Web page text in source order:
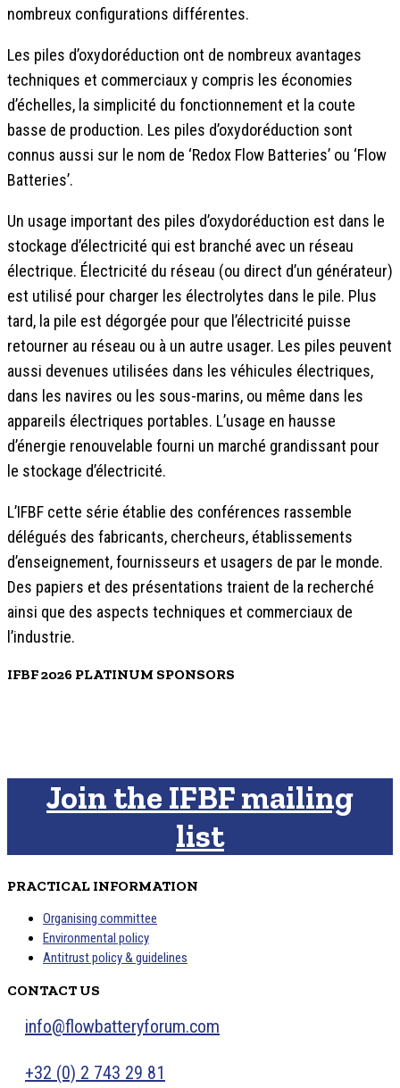
nombreux configurations différentes.
Les piles d’oxydoréduction ont de nombreux avantages
techniques et commerciaux y compris les économies
d’échelles, la simplicité du fonctionnement et la coute
basse de production. Les piles d’oxydoréduction sont
connus aussi sur le nom de ‘Redox Flow Batteries’ ou ‘Flow
Batteries’.
Un usage important des piles d’oxydoréduction est dans le
stockage d’électricité qui est branché avec un réseau
électrique. Électricité du réseau (ou direct d’un générateur)
est utilisé pour charger les électrolytes dans le pile. Plus
tard, la pile est dégorgée pour que l’électricité puisse
retourner au réseau ou à un autre usager. Les piles peuvent
aussi devenues utilisées dans les véhicules électriques,
dans les navires ou les sous-marins, ou même dans les
appareils électriques portables. L’usage en hausse
d’énergie renouvelable fourni un marché grandissant pour
le stockage d’électricité.
L’IFBF cette série établie des conférences rassemble
délégués des fabricants, chercheurs, établissements
d’enseignement, fournisseurs et usagers de par le monde.
Des papiers et des présentations traient de la recherché
ainsi que des aspects techniques et commerciaux de
l’industrie.
IFBF 2026 PLATINUM SPONSORS
Join the IFBF mailing
list
PRACTICAL INFORMATION
Organising committee
Environmental policy
Antitrust policy & guidelines
CONTACT US
info@flowbatteryforum.com
+32 (0) 2 743 29 81